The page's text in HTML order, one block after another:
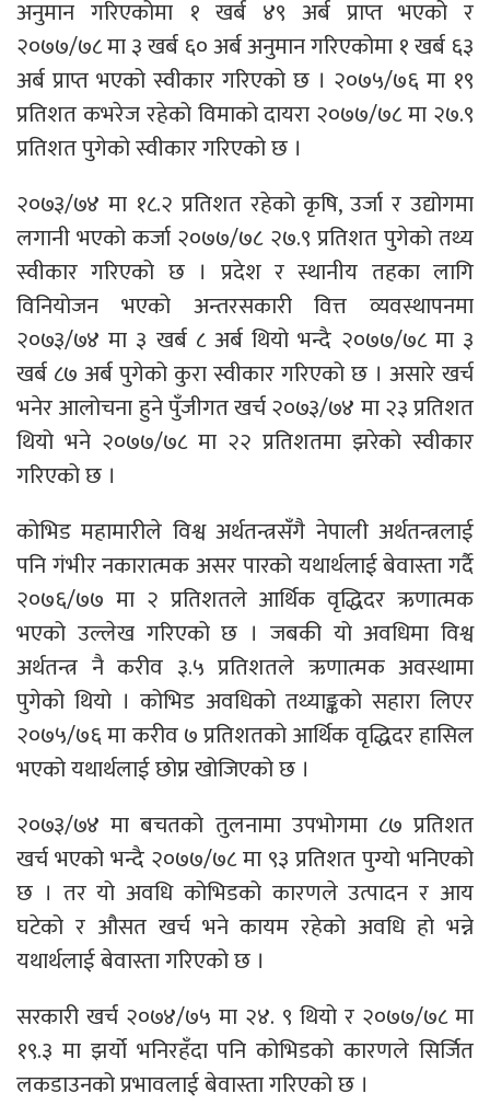
अनुमान गरिएकोमा १ खर्ब ४९ अर्ब प्राप्त भएको र
२०७७/७८ मा ३ खर्ब ६० अर्ब अनुमान गरिएकोमा १ खर्ब ६३
अर्ब प्राप्त भएको स्वीकार गरिएको छ । २०७५/७६ मा १९
प्रतिशत कभरेज रहेको विमाको दायरा २०७७/७८ मा २७.९
प्रतिशत पुगेको स्वीकार गरिएको छ ।
२०७३/७४ मा १८.२ प्रतिशत रहेको कृषि, उर्जा र उद्योगमा
लगानी भएको कर्जा २०७७/७८ २७.९ प्रतिशत पुगेको तथ्य
स्वीकार गरिएको छ । प्रदेश र स्थानीय तहका लागि
विनियोजन भएको अन्तरसकारी वित्त व्यवस्थापनमा
२०७३/७४ मा ३ खर्ब ८ अर्ब थियो भन्दै २०७७/७८ मा ३
खर्ब ८७ अर्ब पुगेको कुरा स्वीकार गरिएको छ । असारे खर्च
भनेर आलोचना हुने पुँजीगत खर्च २०७३/७४ मा २३ प्रतिशत
थियो भने २०७७/७८ मा २२ प्रतिशतमा झरेको स्वीकार
गरिएको छ ।
कोभिड महामारीले विश्व अर्थतन्त्रसँगै नेपाली अर्थतन्त्रलाई
पनि गंभीर नकारात्मक असर पारको यथार्थलाई बेवास्ता गर्दै
२०७६/७७ मा २ प्रतिशतले आर्थिक वृद्धिदर ऋणात्मक
भएको उल्लेख गरिएको छ । जबकी यो अवधिमा विश्व
अर्थतन्त्र नै करीव ३.५ प्रतिशतले ऋणात्मक अवस्थामा
पुगेको थियो । कोभिड अवधिको तथ्याङ्कको सहारा लिएर
२०७५/७६ मा करीव ७ प्रतिशतको आर्थिक वृद्धिदर हासिल
भएको यथार्थलाई छोप्न खोजिएको छ ।
२०७३/७४ मा बचतको तुलनामा उपभोगमा ८७ प्रतिशत
खर्च भएको भन्दै २०७७/७८ मा ९३ प्रतिशत पुग्यो भनिएको
छ । तर यो अवधि कोभिडको कारणले उत्पादन र आय
घटेको र औसत खर्च भने कायम रहेको अवधि हो भन्ने
यथार्थलाई बेवास्ता गरिएको छ ।
सरकारी खर्च २०७४/७५ मा २४. ९ थियो र २०७७/७८ मा
१९.३ मा झर्यो भनिरहँदा पनि कोभिडको कारणले सिर्जित
लकडाउनको प्रभावलाई बेवास्ता गरिएको छ ।